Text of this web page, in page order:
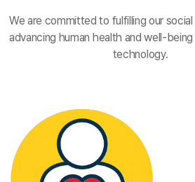
We are committed to fulfilling our
advancing human health and well-
technology.